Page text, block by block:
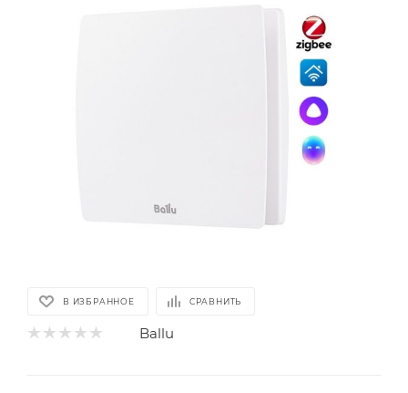
В ИЗБРАННОЕ СРАВНИТЬ
Ballu